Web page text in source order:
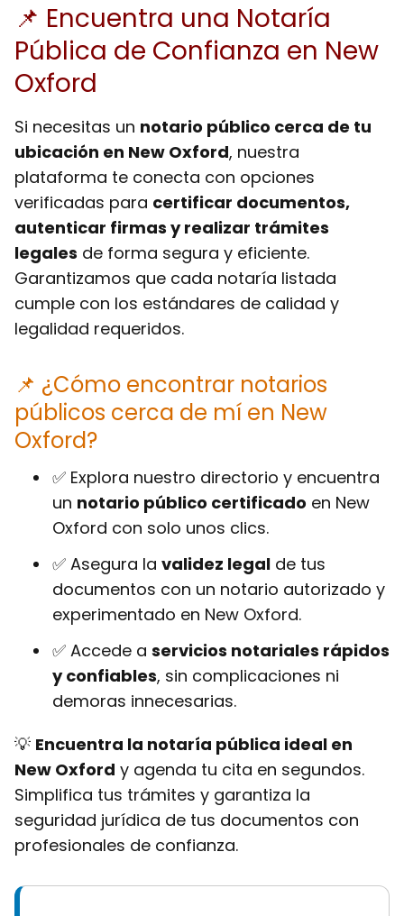
📌 Encuentra una Notaría
Pública de Confianza en New
Oxford
Si necesitas un notario público cerca de tu
ubicación en New Oxford, nuestra
plataforma te conecta con opciones
verificadas para certificar documentos,
autenticar firmas y realizar trámites
legales de forma segura y eficiente.
Garantizamos que cada notaría listada
cumple con los estándares de calidad y
legalidad requeridos.
📌 ¿Cómo encontrar notarios
públicos cerca de mí en New
Oxford?
✅ Explora nuestro directorio y encuentra
un notario público certificado en New
Oxford con solo unos clics.
✅ Asegura la validez legal de tus
documentos con un notario autorizado y
experimentado en New Oxford.
✅ Accede a servicios notariales rápidos
y confiables, sin complicaciones ni
demoras innecesarias.
💡 Encuentra la notaría pública ideal en
New Oxford y agenda tu cita en segundos.
Simplifica tus trámites y garantiza la
seguridad jurídica de tus documentos con
profesionales de confianza.